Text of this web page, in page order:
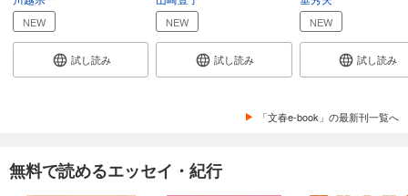
NEW
試し読み
NEW
試し読み
NEW
試し読み
「文春e-book」の最新刊一覧へ
無料で読めるエッセイ・紀行